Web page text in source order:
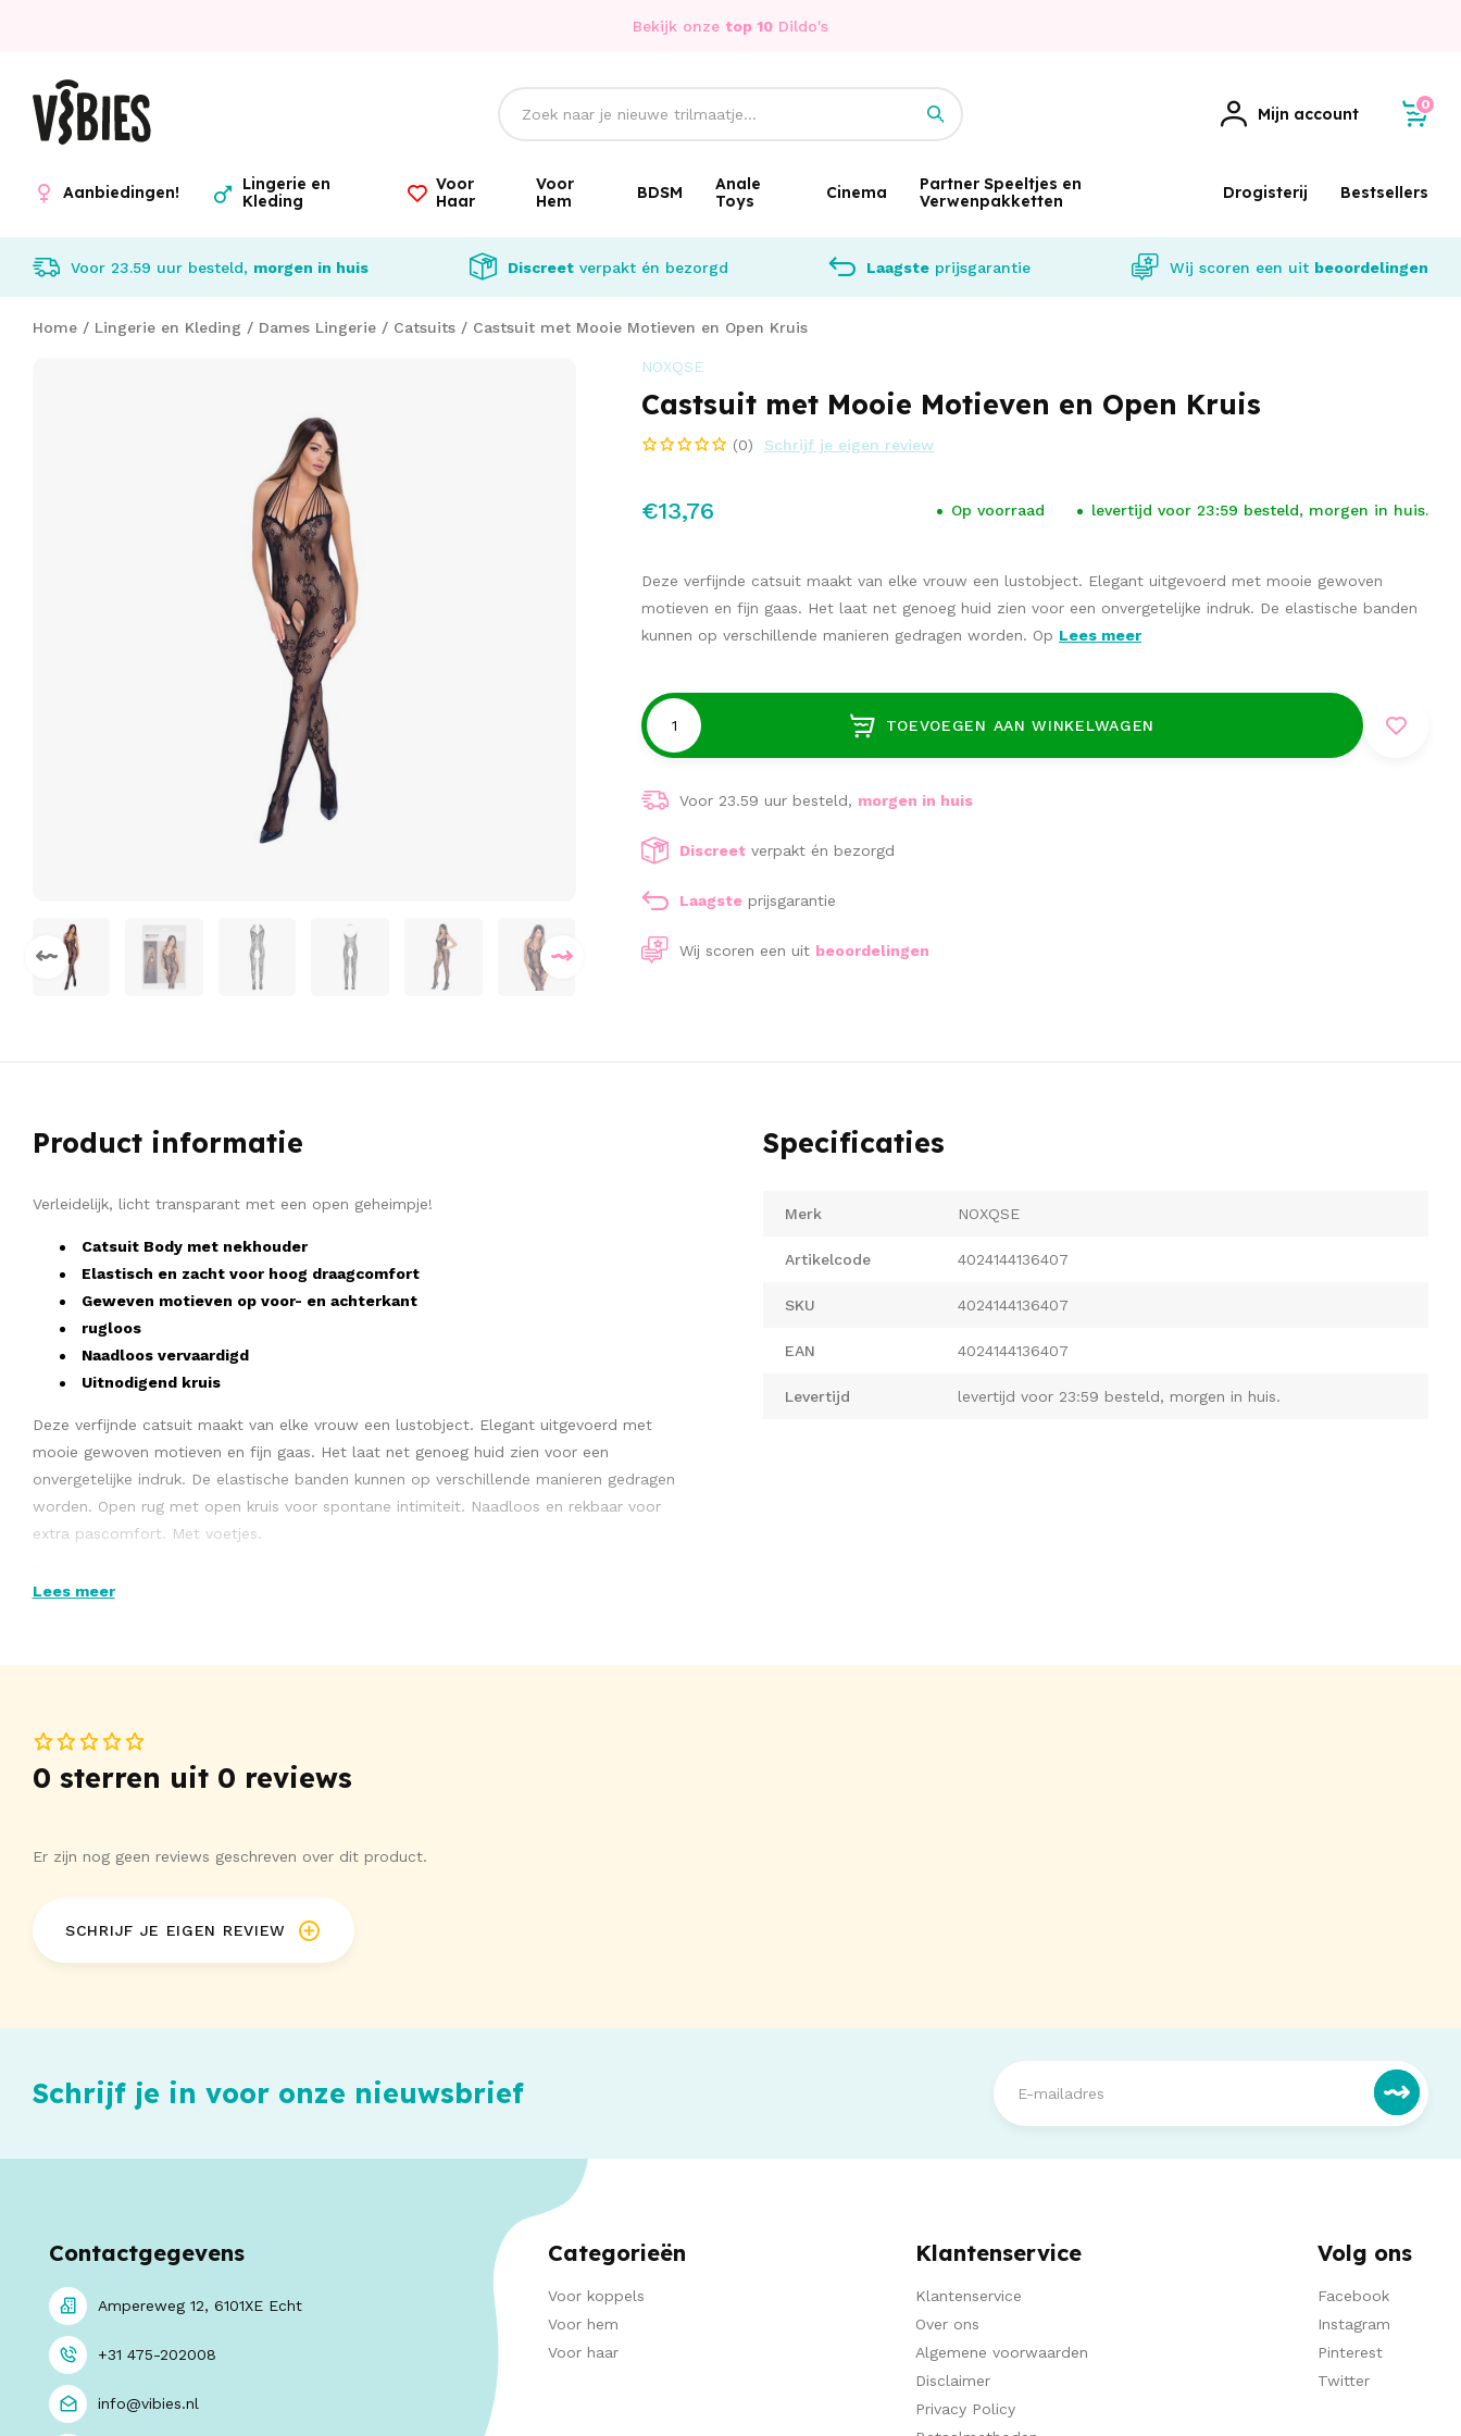
Bekijk onze top 10 Dildo's
Mijn account 0
Aanbiedingen!
Lingerie en
Kleding
Voor
Haar
Voor
Hem
BDSM
Anale
Toys
Cinema
Partner Speeltjes en
Verwenpakketten
Drogisterij Bestsellers
Voor 23.59 uur besteld, morgen in huis Discreetverpakt én bezorgd Laagste prijsgarantie Wij scoren een uit beoordelingen
Home / Lingerie en Kleding / Dames Lingerie / Catsuits / Castsuit met Mooie Motieven en Open Kruis
NOXQSE
Castsuit met Mooie Motieven en Open Kruis
(0) Schrijf je eigen review
€13,76 Op voorraad levertijd voor 23:59 besteld, morgen in huis.
Deze verfijnde catsuit maakt van elke vrouw een lustobject. Elegant uitgevoerd met mooie gewoven
motieven en fijn gaas. Het laat net genoeg huid zien voor een onvergetelijke indruk. De elastische banden
kunnen op verschillende manieren gedragen worden. Op Lees meer
TOEVOEGEN AAN WINKELWAGEN
Voor 23.59 uur besteld, morgen in huis
Discreet verpakt én bezorgd
Laagste prijsgarantie
Wij scoren een uit beoordelingen
Product informatie
Verleidelijk, licht transparant met een open geheimpje!
Catsuit Body met nekhouder
Elastisch en zacht voor hoog draagcomfort
Geweven motieven op voor- en achterkant
rugloos
Naadloos vervaardigd
Uitnodigend kruis
Deze verfijnde catsuit maakt van elke vrouw een lustobject. Elegant uitgevoerd met
mooie gewoven motieven en fijn gaas. Het laat net genoeg huid zien voor een
onvergetelijke indruk. De elastische banden kunnen op verschillende manieren gedragen
worden. Open rug met open kruis voor spontane intimiteit. Naadloos en rekbaar voor
extra pascomfort. Met voetjes.
Lees meer
Specificaties
Merk NOXQSE
Artikelcode 4024144136407
SKU 4024144136407
EAN 4024144136407
Levertijd levertijd voor 23:59 besteld, morgen in huis.
0 sterren uit 0 reviews
Er zijn nog geen reviews geschreven over dit product.
SCHRIJF JE EIGEN REVIEW
Schrijf je in voor onze nieuwsbrief
Contactgegevens
Ampereweg 12, 6101XE Echt
+31 475-202008
info@vibies.nl
Categorieën
Voor koppels
Voor hem
Voor haar
Klantenservice
Klantenservice
Over ons
Algemene voorwaarden
Disclaimer
Privacy Policy
Volg ons
Facebook
Instagram
Pinterest
Twitter